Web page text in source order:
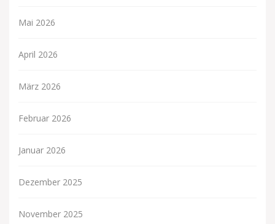
Mai 2026
April 2026
März 2026
Februar 2026
Januar 2026
Dezember 2025
November 2025